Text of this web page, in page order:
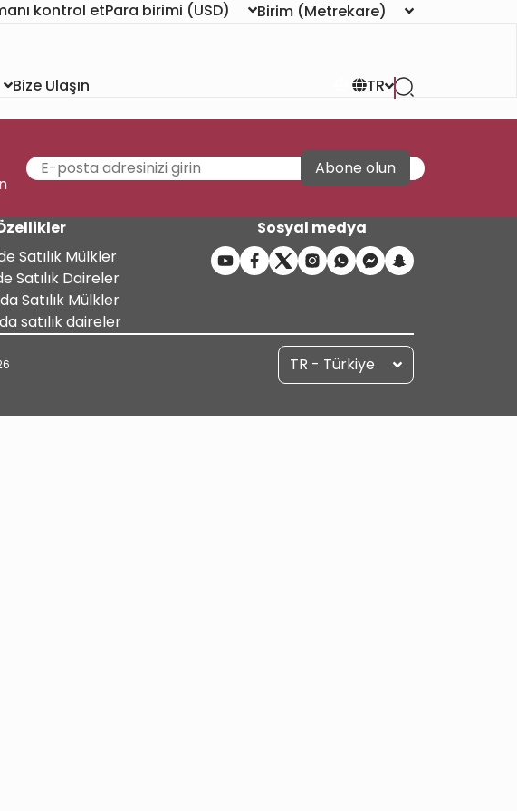
kontrol etPara birimi (USD) Birim (Metrekare)
Bize Ulaşın TR
Abone olun
Satılık Mülkler
Satılık Daireler
Satılık Mülkler
satılık daireler
Sosyal medya
TR - Türkiye